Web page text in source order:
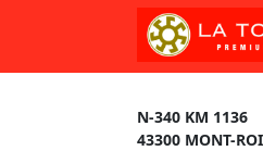
N-340 KM 1136
43300 MONT-